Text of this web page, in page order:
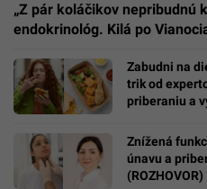
„Z pár koláčikov nepribudnú
endokrinológ. Kilá po
Zabudni na
trik od
priberaniu a
Znížená
únavu a
(ROZHOVOR)